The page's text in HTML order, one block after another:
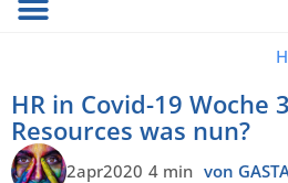
HR in Covid-19 Woche
Resources was nun?
2apr2020 4 min von